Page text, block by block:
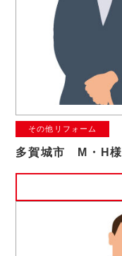
その他リフォーム
多賀城市 M・H様